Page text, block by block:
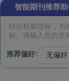
智能期刊推荐
推荐偏好: